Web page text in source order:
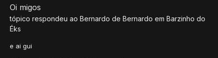
Oi migos
tópico respondeu ao Bernardo de Bernardo em Barzinho do
Éks
e ai gui